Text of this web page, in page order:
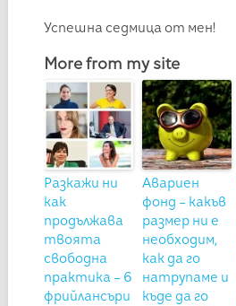
Успешна седмица от мен!
More from my site
Разкажи ни
как
продължава
твоята
свободна
практика – 6
фрийлансъри
Авариен
фонд – какъв
размер ни е
необходим,
как да го
натрупаме и
къде да го